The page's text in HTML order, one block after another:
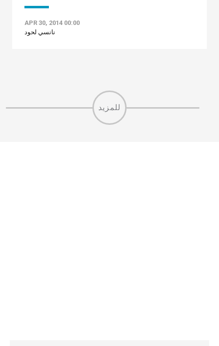
APR 30, 2014 00:00
نانسي لحود
للمزيد